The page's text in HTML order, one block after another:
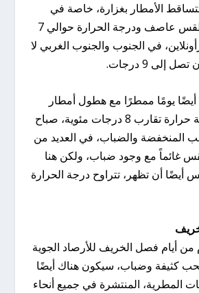
الأمطار بغزارة، خاصة في
الغرب، كما أن الطقس عاصف ودرجة الحرارة حوالي 7
في الجنوب والجنوب الغربي لا
9 درجات.
أيضًا يومًا ممطرًا مع هطول أمطار
خفيفة ورذاذ ودرجة حرارة تقارب 8 درجات مئوية، صباح
المنخفضة والضباب، في العديد من
غائماً مع وجود ضباب، ولكن هنا
أن تظهر، تتراوح درجة الحرارة
من أيام فصل الخريف للأرصاد الجوية
كثيفة وضباب، سيكون هناك أيضًا
المطرية، المنتشرة في جميع أنحاء